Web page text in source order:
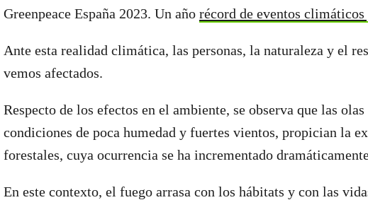
Greenpeace España 2023. Un año récord de eventos
Ante esta realidad climática, las personas, la naturaleza y el
vemos afectados.
Respecto de los efectos en el ambiente, se observa que las olas
condiciones de poca humedad y fuertes vientos, propician la
forestales, cuya ocurrencia se ha incrementado
En este contexto, el fuego arrasa con los hábitats y con las